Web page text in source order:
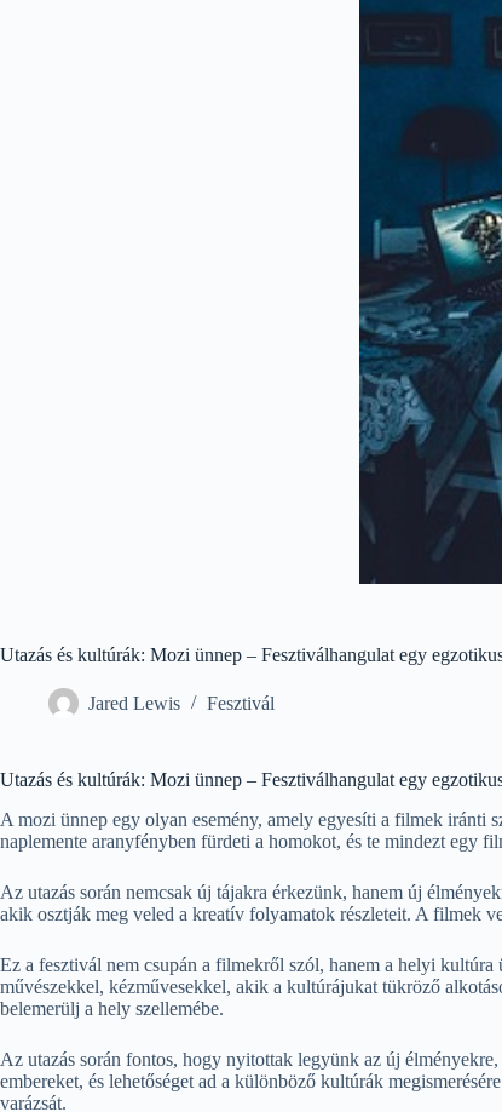
Utazás és kultúrák: Mozi ünnep – Fesztiválhangulat egy
Jared Lewis Fesztivál
Utazás és kultúrák: Mozi ünnep – Fesztiválhangulat egy
A mozi ünnep egy olyan esemény, amely egyesíti a filmek iránti
naplemente aranyfényben fürdeti a homokot, és te mindezt egy
Az utazás során nemcsak új tájakra érkezünk, hanem új
akik osztják meg veled a kreatív folyamatok részleteit. A filmek
Ez a fesztivál nem csupán a filmekről szól, hanem a helyi
művészekkel, kézművesekkel, akik a kultúrájukat tükröző
belemerülj a hely szellemébe.
Az utazás során fontos, hogy nyitottak legyünk az új
embereket, és lehetőséget ad a különböző kultúrák
varázsát.